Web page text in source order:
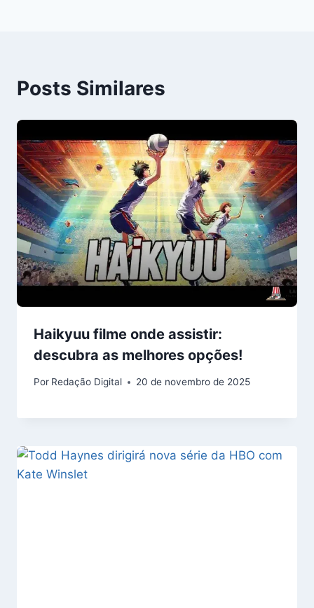
Posts Similares
Haikyuu filme onde assistir:
descubra as melhores opções!
Por Redação Digital 20 de novembro de 2025